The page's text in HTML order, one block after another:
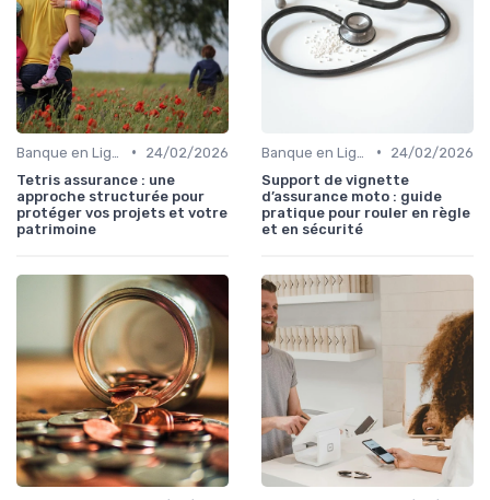
•
24/02/2026
Tetris assurance : une
approche structurée pour
protéger vos projets et votre
patrimoine
•
24/02/2026
Support de vignette
d’assurance moto : guide
pratique pour rouler en règle
et en sécurité